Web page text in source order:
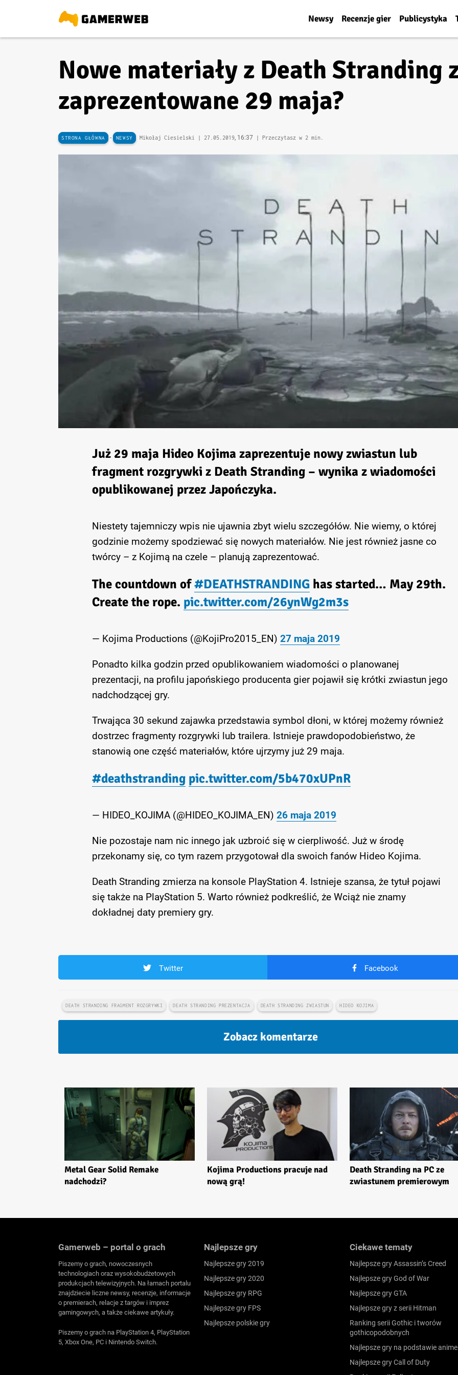
Newsy Recenzje gier Publicystyka
Nowe materiały z Death Stranding
zaprezentowane 29 maja?
STRONA GŁÓWNA - NEWSY Mikołaj Ciesielski | 27.05.2019, 16:37 | Przeczytasz w 2 min.
Już 29 maja Hideo Kojima zaprezentuje nowy zwiastun lub
fragment rozgrywki z Death Stranding – wynika z wiadomości
opublikowanej przez Japończyka.
Niestety tajemniczy wpis nie ujawnia zbyt wielu szczegółów. Nie wiemy, o której
godzinie możemy spodziewać się nowych materiałów. Nie jest również jasne co
twórcy – z Kojimą na czele – planują zaprezentować.
The countdown of#DEATHSTRANDINGhas started… May 29th.
Create the rope. pic.twitter.com/26ynWg2m3s
— Kojima Productions (@KojiPro2015_EN) 27 maja 2019
Ponadto kilka godzin przed opublikowaniem wiadomości o planowanej
prezentacji, na profilu japońskiego producenta gier pojawił się krótki zwiastun jego
nadchodzącej gry.
Trwająca 30 sekund zajawka przedstawia symbol dłoni, w której możemy również
dostrzec fragmenty rozgrywki lub trailera. Istnieje prawdopodobieństwo, że
stanowią one część materiałów, które ujrzymy już 29 maja.
#deathstranding pic.twitter.com/5b470xUPnR
— HIDEO_KOJIMA (@HIDEO_KOJIMA_EN) 26 maja 2019
Nie pozostaje nam nic innego jak uzbroić się w cierpliwość. Już w środę
przekonamy się, co tym razem przygotował dla swoich fanów Hideo Kojima.
Death Stranding zmierza na konsole PlayStation 4. Istnieje szansa, że tytuł pojawi
się także na PlayStation 5. Warto również podkreślić, że Wciąż nie znamy
dokładnej daty premiery gry.
Twitter Facebook
DEATH STRANDING FRAGMENT ROZGRYWKI DEATH STRANDING PREZENTACJA DEATH STRANDING ZWIASTUN HIDEO KOJIMA
Zobacz komentarze
Metal Gear Solid Remake
nadchodzi?
Kojima Productions pracuje nad
nową grą!
Death Stranding na PC ze
zwiastunem premierowym
Gamerweb – portal o grach
Piszemy o grach, nowoczesnych
technologiach oraz wysokobudżetowych
produkcjach telewizyjnych. Na łamach portalu
znajdziecie liczne newsy, recenzje, informacje
o premierach, relacje z targów i imprez
gamingowych, a także ciekawe artykuły.
Piszemy o grach na PlayStation 4, PlayStation
5, Xbox One, PC i Nintendo Switch.
Najlepsze gry
Najlepsze gry 2019
Najlepsze gry 2020
Najlepsze gry RPG
Najlepsze gry FPS
Najlepsze polskie gry
Ciekawe tematy
Najlepsze gry Assassin’s Creed
Najlepsze gry God of War
Najlepsze gry GTA
Najlepsze gry z serii Hitman
Ranking serii Gothic i tworów
gothicopodobnych
Najlepsze gry na podstawie anime
Najlepsze gry Call of Duty